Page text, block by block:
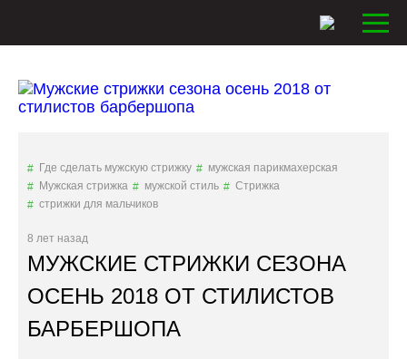
Где сделать мужскую стрижку
мужская парикмахерская
Мужская стрижка
мужской стиль
Стрижка
стрижки для мальчиков
8 лет назад
МУЖСКИЕ СТРИЖКИ СЕЗОНА
ОСЕНЬ 2018 ОТ СТИЛИСТОВ
БАРБЕРШОПА